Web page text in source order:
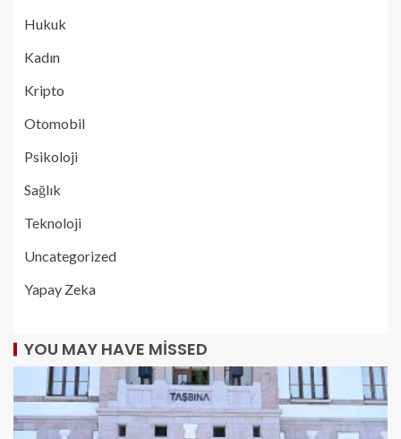
Hukuk
Kadın
Kripto
Otomobil
Psikoloji
Sağlık
Teknoloji
Uncategorized
Yapay Zeka
YOU MAY HAVE MISSED